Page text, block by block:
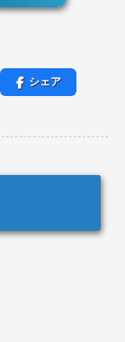
シェア